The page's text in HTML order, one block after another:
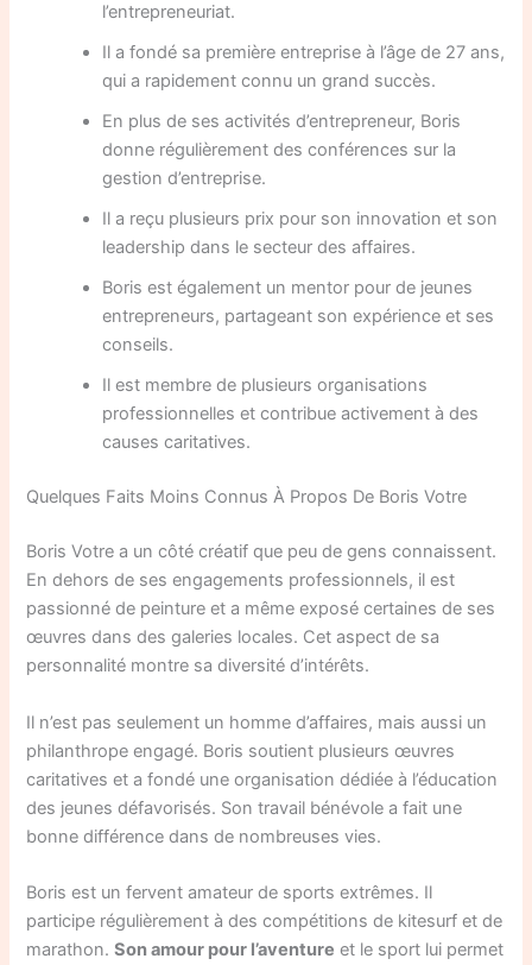
l’entrepreneuriat.
Il a fondé sa première entreprise à l’âge de 27 ans,
qui a rapidement connu un grand succès.
En plus de ses activités d’entrepreneur, Boris
donne régulièrement des conférences sur la
gestion d’entreprise.
Il a reçu plusieurs prix pour son innovation et son
leadership dans le secteur des affaires.
Boris est également un mentor pour de jeunes
entrepreneurs, partageant son expérience et ses
conseils.
Il est membre de plusieurs organisations
professionnelles et contribue activement à des
causes caritatives.
Quelques Faits Moins Connus À Propos De Boris Votre
Boris Votre a un côté créatif que peu de gens connaissent.
En dehors de ses engagements professionnels, il est
passionné de peinture et a même exposé certaines de ses
œuvres dans des galeries locales. Cet aspect de sa
personnalité montre sa diversité d’intérêts.
Il n’est pas seulement un homme d’affaires, mais aussi un
philanthrope engagé. Boris soutient plusieurs œuvres
caritatives et a fondé une organisation dédiée à l’éducation
des jeunes défavorisés. Son travail bénévole a fait une
bonne différence dans de nombreuses vies.
Boris est un fervent amateur de sports extrêmes. Il
participe régulièrement à des compétitions de kitesurf et de
marathon.Son amour pour l’aventure et le sport lui permet